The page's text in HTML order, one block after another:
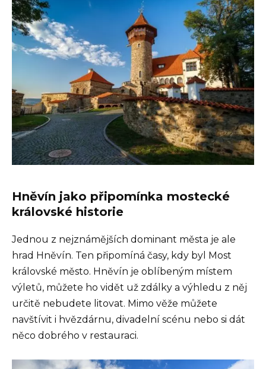
Hněvín jako připomínka mostecké
královské historie
Jednou z nejznámějších dominant města je ale
hrad Hněvín. Ten připomíná časy, kdy byl Most
královské město. Hněvín je oblíbeným místem
výletů, můžete ho vidět už zdálky a výhledu z něj
určitě nebudete litovat. Mimo věže můžete
navštívit i hvězdárnu, divadelní scénu nebo si dát
něco dobrého v restauraci.